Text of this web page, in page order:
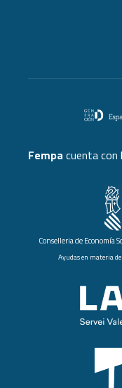
Fempa cuenta con
Conselleria de Economía
Ayudas en materia